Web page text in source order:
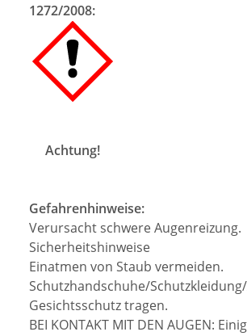
1272/2008:
Achtung!
Gefahrenhinweise:
Verursacht schwere Augenreizung.
Sicherheitshinweise
Einatmen von Staub vermeiden.
Schutzhandschuhe/
Gesichtsschutz tragen.
BEI KONTAKT MIT DEN AUGEN: